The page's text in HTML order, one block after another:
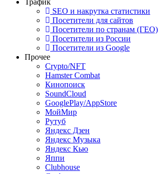
Трафик
SEO и накрутка статистики
Посетители для сайтов
Посетители по странам (ГЕО)
Посетители из России
Посетители из Google
Прочее
Crypto/NFT
Hamster Combat
Кинопоиск
SoundCloud
GooglePlay/AppStore
МойМир
Рутуб
Яндекс Дзен
Яндекс Музыка
Яндекс Кью
Яппи
Clubhouse